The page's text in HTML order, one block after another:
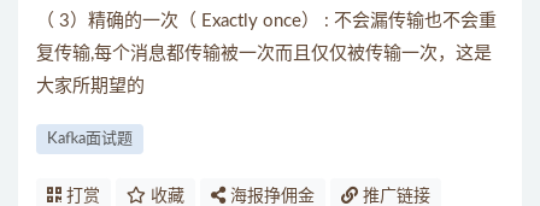
（ 3）精确的一次（ Exactly once） : 不会漏传输也不会重
复传输,每个消息都传输被一次而且仅仅被传输一次，这是
大家所期望的
Kafka面试题
打赏 收藏 海报挣佣金 推广链接